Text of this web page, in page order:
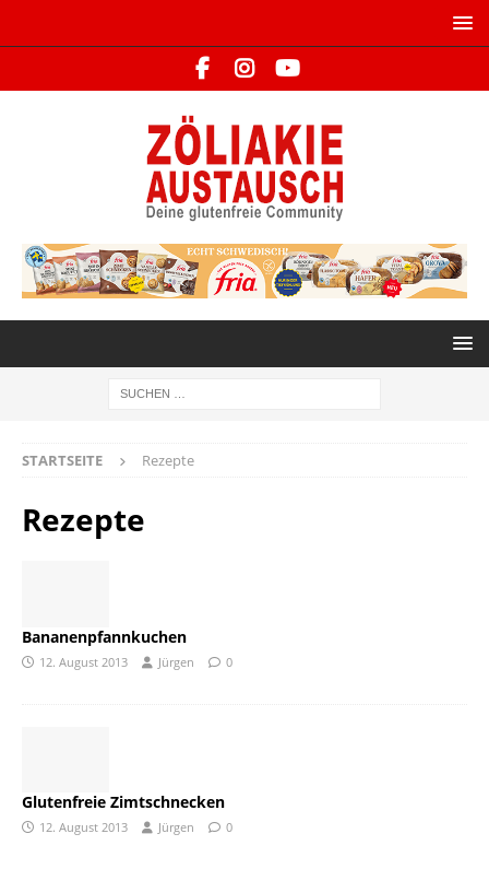
STARTSEITE Rezepte
Rezepte
Bananenpfannkuchen
12. August 2013 Jürgen 0
Glutenfreie Zimtschnecken
12. August 2013 Jürgen 0